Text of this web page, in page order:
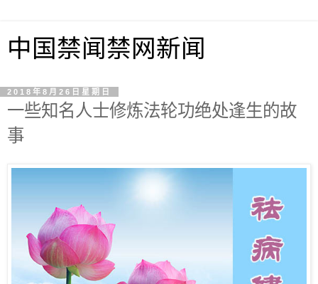
中国禁闻禁网新闻
2018年8月26日星期日
一些知名人士修炼法轮功绝处逢生的故
事